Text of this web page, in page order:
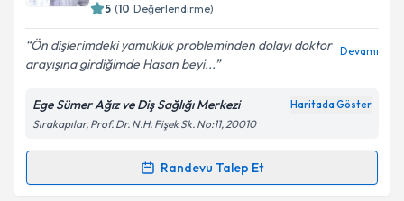
Kişisel verilerimin işlenmesine ilişkin
Aydınlatma
Metni'ni okudum ve kişisel verilerimin belirtilen
kapsamda işlenmesini kabul ediyorum.
5 (10 Değerlendirme)
Ön dişlerimdeki yamukluk probleminden dolayı doktor
arayışına girdiğimde Hasan beyi...
Devamı
Ege Sümer Ağız ve Diş Sağlığı Merkezi Haritada Göster
Sırakapılar, Prof. Dr. N.H. Fişek Sk. No:11, 20010
Randevu Talep Et
Randevu Takvimi Talebi